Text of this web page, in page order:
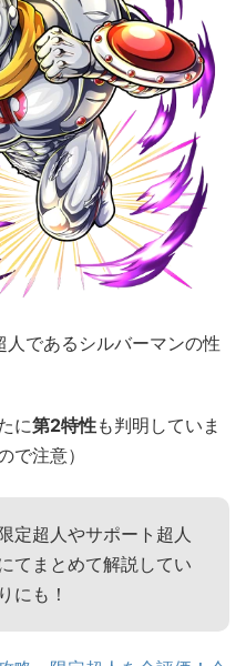
であるシルバーマンの性
に第2特性も判明していま
で注意）
定超人やサポート超人
てまとめて解説してい
にも！